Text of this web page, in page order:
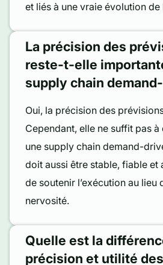
et liés à une vraie évolution de
La précision des
reste-t-elle
supply chain
Oui, la précision des
Cependant, elle ne suffit pas à
une supply chain demand-
doit aussi être stable, fiable et
de soutenir l’exécution au lieu
nervosité.
Quelle est la
précision et utilité